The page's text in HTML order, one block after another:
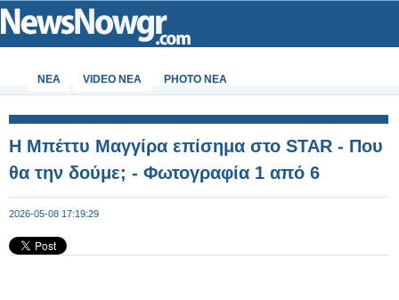
ΝΕΑ VIDEO NEA PHOTO NEA
Η Μπέττυ Μαγγίρα επίσημα στο STAR - Που
θα την δούμε; - Φωτογραφία 1 από 6
2026-05-08 17:19:29